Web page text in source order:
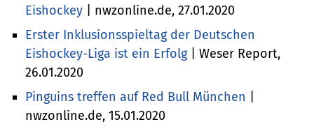
Eishockey | nwzonline.de, 27.01.2020
Erster Inklusionsspieltag der Deutschen
Eishockey-Liga ist ein Erfolg| Weser Report,
26.01.2020
Pinguins treffen auf Red Bull München
nwzonline.de, 15.01.2020